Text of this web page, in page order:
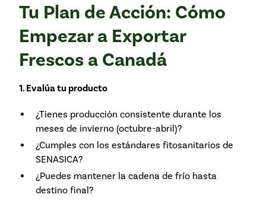
Tu Plan de Acción: Cómo
Empezar a Exportar
Frescos a Canadá
1. Evalúa tu producto
¿Tienes producción consistente durante los
meses de invierno (octubre-abril)?
¿Cumples con los estándares fitosanitarios de
SENASICA?
¿Puedes mantener la cadena de frío hasta
destino final?